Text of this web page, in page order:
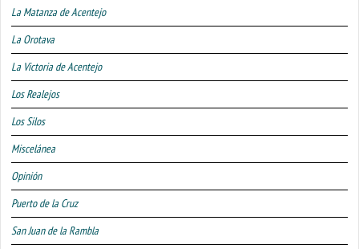
La Matanza de Acentejo
La Orotava
La Victoria de Acentejo
Los Realejos
Los Silos
Miscelánea
Opinión
Puerto de la Cruz
San Juan de la Rambla